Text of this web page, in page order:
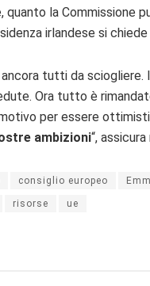
la Commissione
irlandese si
tutti da
Ora tutto è
per essere
ambizioni“,
consiglio europeo
risorse ue